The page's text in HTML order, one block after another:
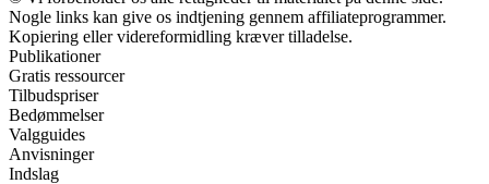
Nogle links kan give os indtjening gennem affiliateprogrammer.
Kopiering eller videreformidling kræver tilladelse.
Publikationer
Gratis ressourcer
Tilbudspriser
Bedømmelser
Valgguides
Anvisninger
Indslag